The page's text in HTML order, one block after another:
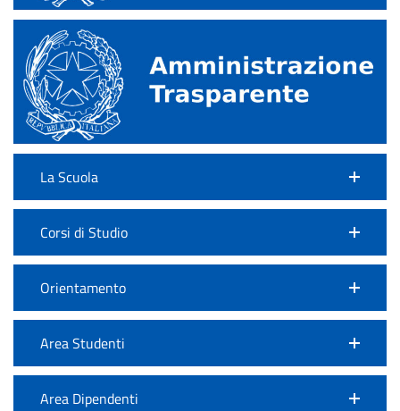
La Scuola
Corsi di Studio
Orientamento
Area Studenti
Area Dipendenti